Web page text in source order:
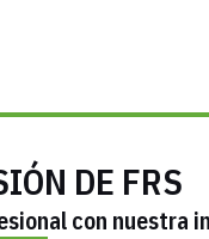
DE FRS
con nuestra